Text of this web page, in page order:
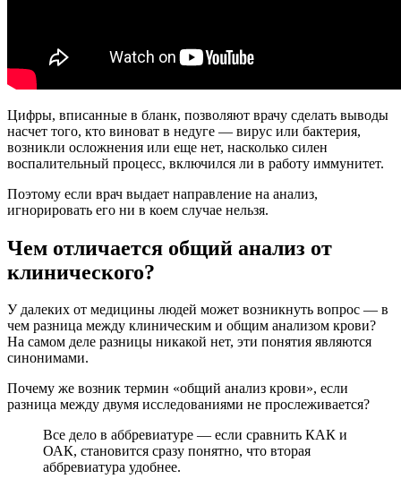
Цифры, вписанные в бланк, позволяют врачу сделать выводы
насчет того, кто виноват в недуге — вирус или бактерия,
возникли осложнения или еще нет, насколько силен
воспалительный процесс, включился ли в работу иммунитет.
Поэтому если врач выдает направление на анализ,
игнорировать его ни в коем случае нельзя.
Чем отличается общий анализ от
клинического?
У далеких от медицины людей может возникнуть вопрос — в
чем разница между клиническим и общим анализом крови?
На самом деле разницы никакой нет, эти понятия являются
синонимами.
Почему же возник термин «общий анализ крови», если
разница между двумя исследованиями не прослеживается?
Все дело в аббревиатуре — если сравнить КАК и
ОАК, становится сразу понятно, что вторая
аббревиатура удобнее.